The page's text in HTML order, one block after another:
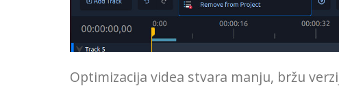
Optimizacija videa stvara manju, bržu